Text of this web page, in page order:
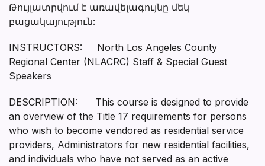
Թույլատրվում է առավելագույնը մեկ
բացակայություն:
INSTRUCTORS: North Los Angeles County
Regional Center (NLACRC) Staff & Special Guest
Speakers
DESCRIPTION: This course is designed to provide
an overview of the Title 17 requirements for persons
who wish to become vendored as residential service
providers, Administrators for new residential facilities,
and individuals who have not served as an active